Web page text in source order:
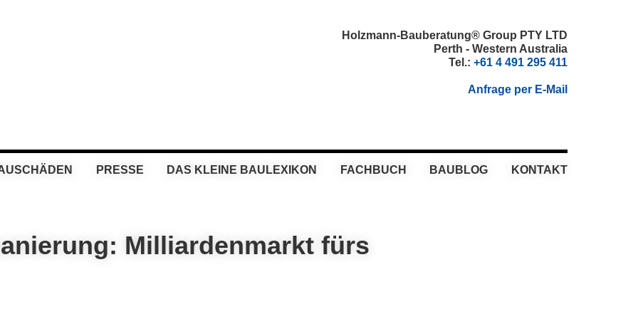
Holzmann-Bauberatung® Group PTY LTD
Perth - Western Australia
Tel.: +61 4 491 295 411
Anfrage per E-Mail
PRESSE DAS KLEINE BAULEXIKON FACHBUCH BAUBLOG KONTAKT
Milliardenmarkt fürs